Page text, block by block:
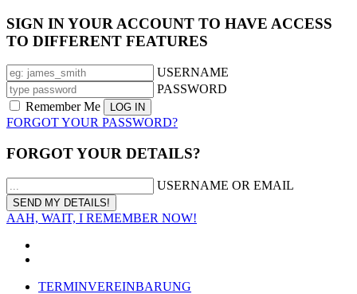
SIGN IN YOUR ACCOUNT TO HAVE ACCESS
TO DIFFERENT FEATURES
USERNAME
PASSWORD
Remember Me
FORGOT YOUR PASSWORD?
FORGOT YOUR DETAILS?
USERNAME OR EMAIL
AAH, WAIT, I REMEMBER NOW!
TERMINVEREINBARUNG